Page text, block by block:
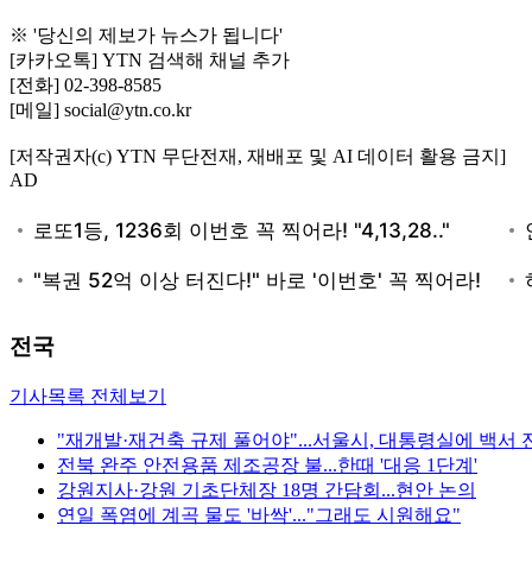
※ '당신의 제보가 뉴스가 됩니다'
[카카오톡] YTN 검색해 채널 추가
[전화] 02-398-8585
[메일] social@ytn.co.kr
[저작권자(c) YTN 무단전재, 재배포 및 AI 데이터 활용 금지]
AD
전국
기사목록 전체보기
"재개발·재건축 규제 풀어야"...서울시, 대통령실에 백서
전북 완주 안전용품 제조공장 불...한때 '대응 1단계'
강원지사·강원 기초단체장 18명 간담회...현안 논의
연일 폭염에 계곡 물도 '바싹'..."그래도 시원해요"